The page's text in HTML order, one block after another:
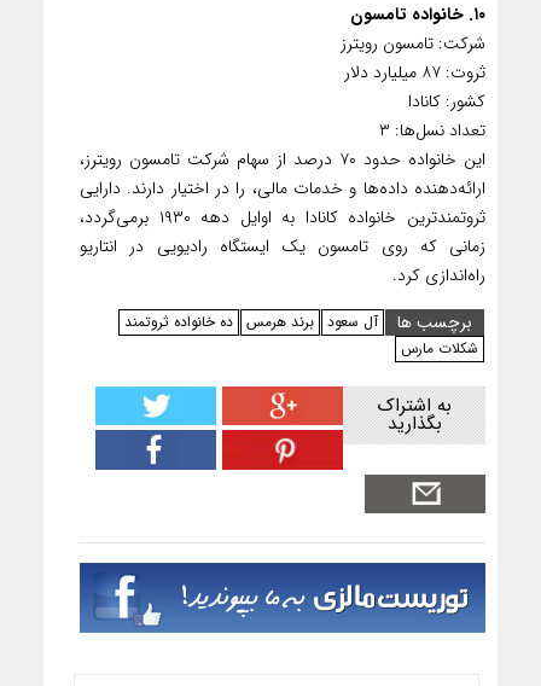
۱۰. خانواده تامسون
شرکت: تامسون رویترز
ثروت: ۸۷ میلیارد دلار
کشور: کانادا
تعداد نسل‌ها: ۳
این خانواده حدود ۷۰ درصد از سهام شرکت تامسون رویترز،
ارائه‌دهنده داده‌ها و خدمات مالی، را در اختیار دارند. دارایی‌
ثروتمندترین خانواده کانادا به اوایل دهه ۱۹۳۰ برمی‌گردد،
زمانی که روی تامسون یک ایستگاه رادیویی در انتاریو
راه‌اندازی کرد.
برچسب ها
آل سعود برند هرمس ده خانواده ثروتمند
شکلات مارس
به اشتراک
بگذارید